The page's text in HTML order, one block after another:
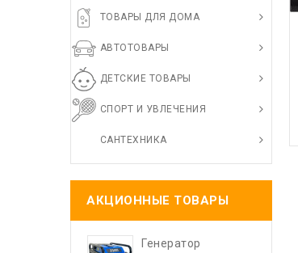
ТОВАРЫ ДЛЯ ДОМА
АВТОТОВАРЫ
ДЕТСКИЕ ТОВАРЫ
СПОРТ И УВЛЕЧЕНИЯ
САНТЕХНИКА
АКЦИОННЫЕ ТОВАРЫ
Генератор